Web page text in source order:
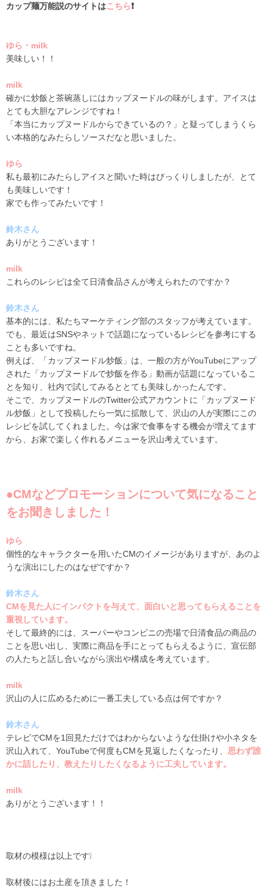
カップ麺万能説のサイトはこちら❗️
ゆら・milk
美味しい！！
milk
確かに炒飯と茶碗蒸しにはカップヌードルの味がします。アイスは
とても大胆なアレンジですね！
「本当にカップヌードルからできているの？」と疑ってしまうくら
い本格的なみたらしソースだなと思いました。
ゆら
私も最初にみたらしアイスと聞いた時はびっくりしましたが、とて
も美味しいです！
家でも作ってみたいです！
鈴木さん
ありがとうございます！
milk
これらのレシピは全て日清食品さんが考えられたのですか？
鈴木さん
基本的には、私たちマーケティング部のスタッフが考えています。
でも、最近はSNSやネットで話題になっているレシピを参考にする
ことも多いですね。
例えば、「カップヌードル炒飯」は、一般の方がYouTubeにアップ
された「カップヌードルで炒飯を作る」動画が話題になっているこ
とを知り、社内で試してみるととても美味しかったんです。
そこで、カップヌードルのTwitter公式アカウントに「カップヌード
ル炒飯」として投稿したら一気に拡散して、沢山の人が実際にこの
レシピを試してくれました。今は家で食事をする機会が増えてます
から、お家で楽しく作れるメニューを沢山考えています。
●CMなどプロモーションについて気になること
をお聞きしました！
ゆら
個性的なキャラクターを用いたCMのイメージがありますが、あのよ
うな演出にしたのはなぜですか？
鈴木さん
CMを 見た人にインパクトを与えて、面白いと思ってもらえることを
重視しています。
そして最終的には、スーパーやコンビニの売場で日清食品の商品の
ことを思い出し、実際に商品を手にとってもらえるように、宣伝部
の人たちと話し合いながら演出や構成を考えています。
milk
沢山の人に広めるために一番工夫している点は何ですか？
鈴木さん
テレビでCMを1 回見ただけではわからないような仕掛けや小ネタを
沢山入れて、 YouTubeで何度もCMを見返したくなったり、 思わず誰
かに話したり、教えたりしたくなるように工夫しています。
milk
ありがとうございます！！
取材の模様は以上です❕
取材後にはお土産を頂きました！